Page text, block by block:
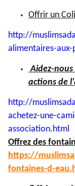
Offrir un
http://
alimentaires-aux-
Aidez-
actions de
http://
achetez-une-
association.html
Offrez des
https://
fontaines-d-